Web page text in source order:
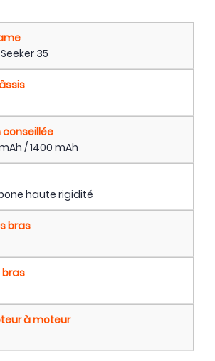
35
/ 1400 mAh
haute rigidité
bras
bras
à moteur